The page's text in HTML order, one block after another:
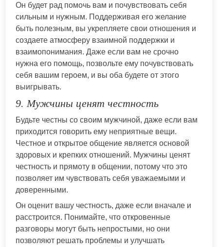
Он будет рад помочь вам и почувствовать себя
сильным и нужным. Поддерживая его желание
быть полезным, вы укрепляете свои отношения и
создаете атмосферу взаимной поддержки и
взаимопонимания. Даже если вам не срочно
нужна его помощь, позвольте ему почувствовать
себя вашим героем, и вы оба будете от этого
выигрывать.
9. Мужчины ценят честность
Будьте честны со своим мужчиной, даже если вам
приходится говорить ему неприятные вещи.
Честное и открытое общение является основой
здоровых и крепких отношений. Мужчины ценят
честность и прямоту в общении, потому что это
позволяет им чувствовать себя уважаемыми и
доверенными.
Он оценит вашу честность, даже если вначале и
расстроится. Понимайте, что откровенные
разговоры могут быть непростыми, но они
позволяют решать проблемы и улучшать